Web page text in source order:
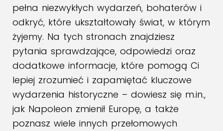
pełna niezwykłych wydarzeń, bohaterów i
odkryć, które ukształtowały świat, w którym
żyjemy. Na tych stronach znajdziesz
pytania sprawdzające, odpowiedzi oraz
dodatkowe informacje, które pomogą Ci
lepiej zrozumieć i zapamiętać kluczowe
wydarzenia historyczne – dowiesz się m.in.,
jak Napoleon zmienił Europę, a także
poznasz wiele innych przełomowych